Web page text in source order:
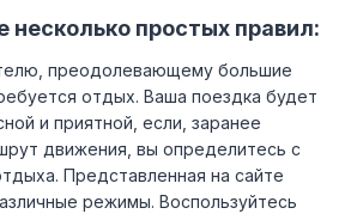
несколько простых правил:
преодолевающему большие
отдых. Ваша поездка будет
и приятной, если, заранее
движения, вы определитесь с
Представленная на сайте
режимы. Воспользуйтесь